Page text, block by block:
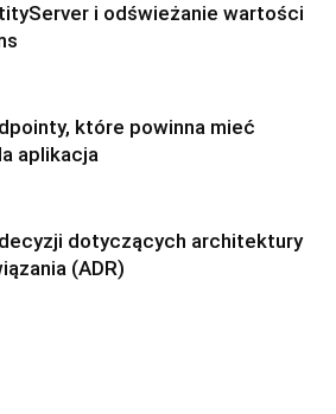
i odświeżanie wartości
które powinna mieć
aplikacja
dotyczących architektury
(ADR)